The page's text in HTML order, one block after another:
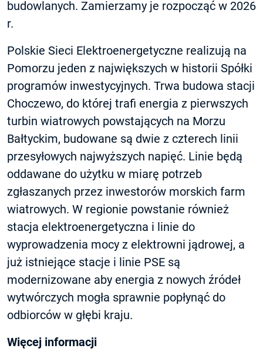
budowlanych. Zamierzamy je rozpocząć w 2026
r.
Polskie Sieci Elektroenergetyczne realizują na
Pomorzu jeden z największych w historii Spółki
programów inwestycyjnych. Trwa budowa stacji
Choczewo, do której trafi energia z pierwszych
turbin wiatrowych powstających na Morzu
Bałtyckim, budowane są dwie z czterech linii
przesyłowych najwyższych napięć. Linie będą
oddawane do użytku w miarę potrzeb
zgłaszanych przez inwestorów morskich farm
wiatrowych. W regionie powstanie również
stacja elektroenergetyczna i linie do
wyprowadzenia mocy z elektrowni jądrowej, a
już istniejące stacje i linie PSE są
modernizowane aby energia z nowych źródeł
wytwórczych mogła sprawnie popłynąć do
odbiorców w głębi kraju.
Więcej informacji